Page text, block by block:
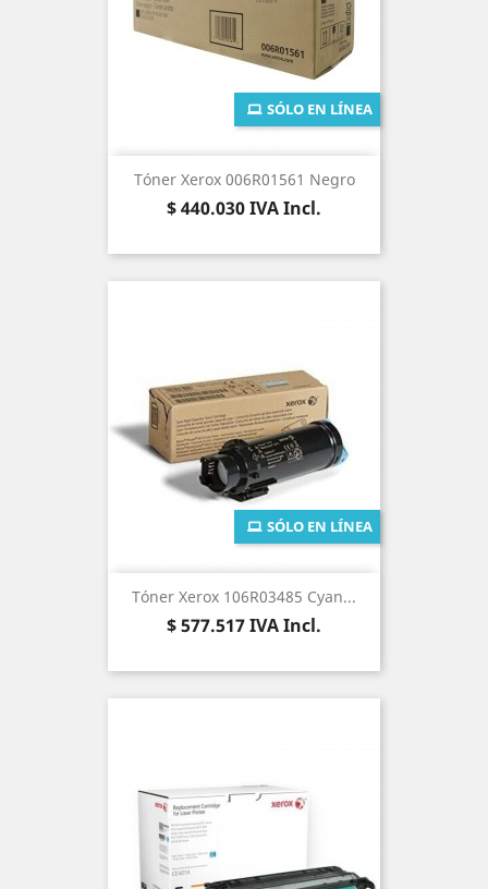
Tóner Xerox 006R01561 Negro
Precio
$ 440.030IVA Incl.
SÓLO EN LÍNEA
Tóner Xerox 106R03485 Cyan...
Precio
$ 577.517IVA Incl.
SÓLO EN LÍNEA